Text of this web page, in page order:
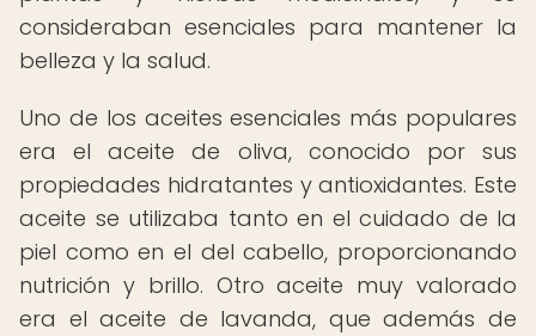
consideraban esenciales para mantener la
belleza y la salud.
Uno de los aceites esenciales más populares
era el aceite de oliva, conocido por sus
propiedades hidratantes y antioxidantes. Este
aceite se utilizaba tanto en el cuidado de la
piel como en el del cabello, proporcionando
nutrición y brillo. Otro aceite muy valorado
era el aceite de lavanda, que además de